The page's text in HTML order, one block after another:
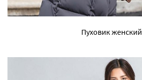
Пуховик женский